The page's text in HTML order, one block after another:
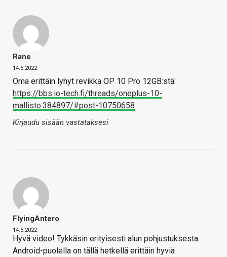
Rane
14.5.2022
Oma erittäin lyhyt revikka OP 10 Pro 12GB:stä:
https://bbs.io-tech.fi/threads/oneplus-10-
mallisto.384897/#post-10750658
Kirjaudu sisään vastataksesi
FlyingAntero
14.5.2022
Hyvä video! Tykkäsin erityisesti alun pohjustuksesta.
Android-puolella on tällä hetkellä erittäin hyviä